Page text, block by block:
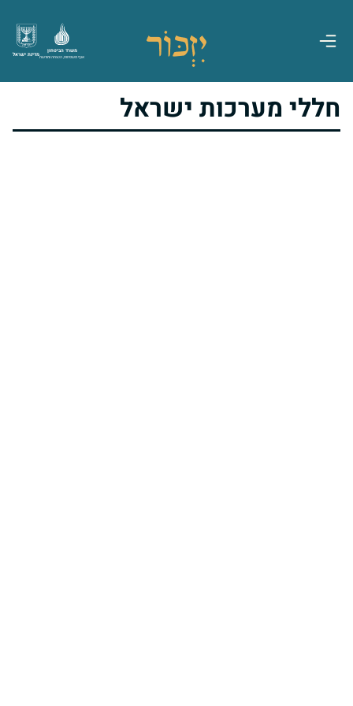
מדינת ישראל
משרד הביטחון
אגף משפחות, הנצחה ומורשת
חללי מערכות ישראל